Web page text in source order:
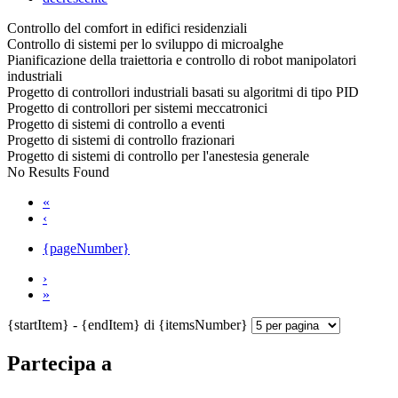
Controllo del comfort in edifici residenziali
Controllo di sistemi per lo sviluppo di microalghe
Pianificazione della traiettoria e controllo di robot manipolatori
industriali
Progetto di controllori industriali basati su algoritmi di tipo PID
Progetto di controllori per sistemi meccatronici
Progetto di sistemi di controllo a eventi
Progetto di sistemi di controllo frazionari
Progetto di sistemi di controllo per l'anestesia generale
No Results Found
«
‹
{pageNumber}
›
»
{startItem} - {endItem} di {itemsNumber}
Partecipa a